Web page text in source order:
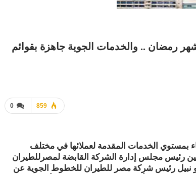
رمضان .. والخدمات الجوية جاهزة بقوائم
0 859
بمستوي الخدمات المقدمة لعملائها في مختلف
رئيس مجلس إدارة الشركة القابضة لمصرللطيران
نبيل رئيس شركة مصر للطيران للخطوط الجوية عن